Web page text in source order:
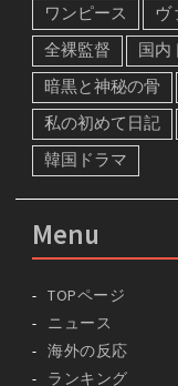
ワンピース
ヴ
全裸監督
国内
暗黒と神秘の骨
私の初めて日記
韓国ドラマ
Menu
TOPページ
ニュース
海外の反応
ランキング